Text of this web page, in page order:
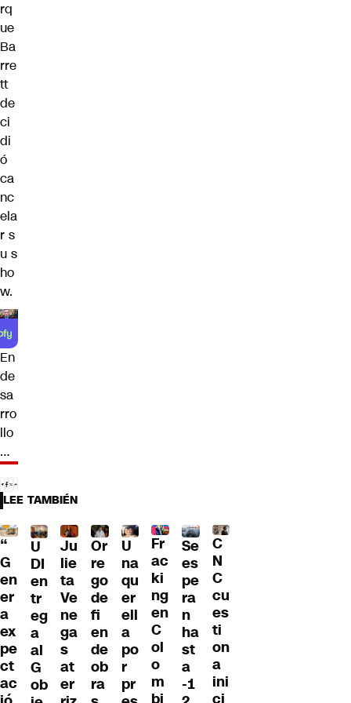
rq
ue
Ba
rre
tt
de
ci
di
ó
ca
nc
ela
r s
u s
ho
w.
En
de
sa
rro
llo
…
LEE TAMBIÉN
“
G
en
er
a
ex
pe
ct
ac
U
DI
en
tr
eg
a
al
G
ob
Ju
lie
ta
Ve
ne
ga
s
at
er
Or
re
go
de
fi
en
de
ob
ra
U
na
qu
er
ell
a
po
r
pr
Fr
ac
ki
ng
en
C
ol
o
m
Se
es
pe
ra
n
ha
st
a
-1
C
N
C
cu
es
ti
on
a
ini